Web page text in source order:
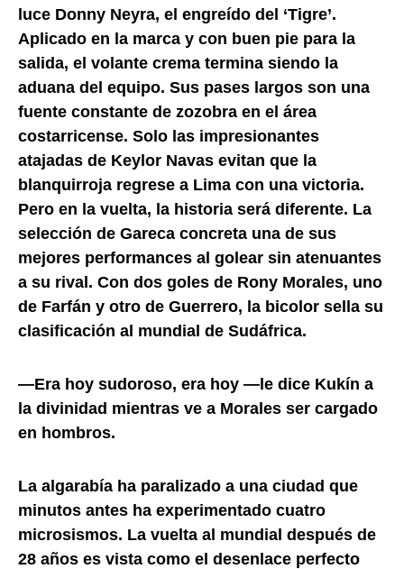
luce Donny Neyra, el engreído del ‘Tigre’.
Aplicado en la marca y con buen pie para la
salida, el volante crema termina siendo la
aduana del equipo. Sus pases largos son una
fuente constante de zozobra en el área
costarricense. Solo las impresionantes
atajadas de Keylor Navas evitan que la
blanquirroja regrese a Lima con una victoria.
Pero en la vuelta, la historia será diferente. La
selección de Gareca concreta una de sus
mejores performances al golear sin atenuantes
a su rival. Con dos goles de Rony Morales, uno
de Farfán y otro de Guerrero, la bicolor sella su
clasificación al mundial de Sudáfrica.
—Era hoy sudoroso, era hoy —le dice Kukín a
la divinidad mientras ve a Morales ser cargado
en hombros.
La algarabía ha paralizado a una ciudad que
minutos antes ha experimentado cuatro
microsismos. La vuelta al mundial después de
28 años es vista como el desenlace perfecto